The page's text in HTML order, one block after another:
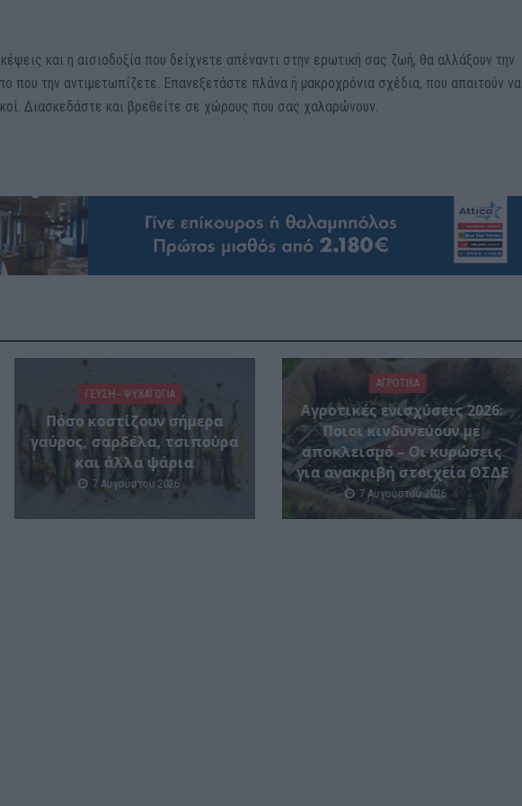
και η αισιοδοξία που δείχνετε απέναντι στην ερωτική σας ζωή, θα αλλάξουν την
που την αντιμετωπίζετε. Επανεξετάστε πλάνα ή μακροχρόνια σχέδια, που απαιτούν να
Διασκεδάστε και βρεθείτε σε χώρους που σας χαλαρώνουν.
ΓΕΎΣΗ - ΨΥΧΑΓΩΓΊΑ
Πόσο κοστίζουν σήμερα
γαύρος, σαρδέλα, τσιπούρα
και άλλα ψάρια
7 Αυγούστου 2026
ΑΓΡΟΤΙΚΑ
Αγροτικές ενισχύσεις 2026:
Ποιοι κινδυνεύουν με
αποκλεισμό – Οι κυρώσεις
για ανακριβή στοιχεία ΟΣΔΕ
7 Αυγούστου 2026